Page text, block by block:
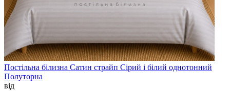
Постільна білизна Сатин страйп Сірий і білий однотонний
Полуторна
від